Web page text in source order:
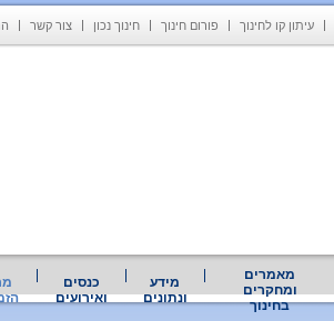
עיתון קו לחינוך פורום חינוך חינוך נכון צור קשר
מאמרים
ומחקרים
בחינוך
מידע
ונתונים
כנסים
ואירועים